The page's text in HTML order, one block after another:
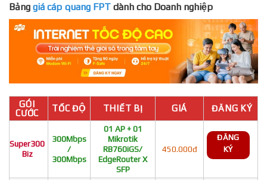
Bảng giá cáp quang FPT dành cho Doanh nghiệp
GÓI
CƯỚC
TỐC ĐỘ THIẾT BỊ GIÁ ĐĂNG KÝ
Super300
Biz
300Mbps
/
300Mbps
01 AP + 01
Mikrotik
RB760iGS/
EdgeRouter X
SFP
450.000đ
ĐĂNG
KÝ